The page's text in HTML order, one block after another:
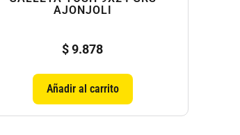
AJONJOLI
$9.878
Añadir al carrito